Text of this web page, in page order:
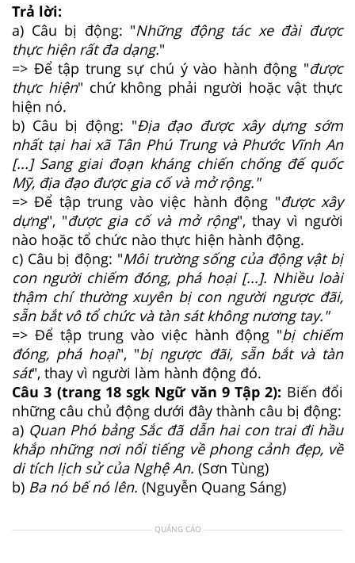
Trả lời:
a) Câu bị động: "Những động tác xe đài được
thực hiện rất đa dạng."
=> Để tập trung sự chú ý vào hành động "được
thực hiện" chứ không phải người hoặc vật thực
hiện nó.
b) Câu bị động: "Địa đạo được xây dựng sớm
nhất tại hai xã Tân Phú Trung và Phước Vĩnh An
[...] Sang giai đoạn kháng chiến chống đế quốc
Mỹ, địa đạo được gia cố và mở rộng."
=> Để tập trung vào việc hành động "được xây
dựng", "được gia cố và mở rộng", thay vì người
nào hoặc tổ chức nào thực hiện hành động.
c) Câu bị động: "Môi trường sống của động vật bị
con người chiếm đóng, phá hoại [...]. Nhiều loài
thậm chí thường xuyên bị con người ngược đãi,
sẵn bắt vô tổ chức và tàn sát không nương tay."
=> Để tập trung vào việc hành động "bị chiếm
đóng, phá hoại", "bị ngược đãi, sẵn bắt và tàn
sát", thay vì người làm hành động đó.
Câu 3 (trang 18 sgk Ngữ văn 9 Tập 2): Biến đổi
những câu chủ động dưới đây thành câu bị động:
a) Quan Phó bảng Sắc đã dẫn hai con trai đi hầu
khắp những nơi nổi tiếng về phong cảnh đẹp, về
di tích lịch sử của Nghệ An. (Sơn Tùng)
b) Ba nó bế nó lên. (Nguyễn Quang Sáng)
QUẢNG CÁO